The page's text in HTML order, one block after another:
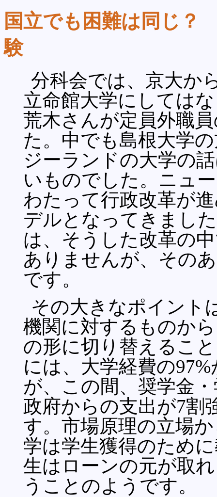
国立でも困難は同じ
験
分科会では、京大か
立命館大学にしては
荒木さんが定員外職
た。中でも島根大学
ジーランドの大学の
いものでした。ニュ
わたって行政改革が
デルとなってきまし
は、そうした改革の
ありませんが、その
です。
その大きなポイント
機関に対するものか
の形に切り替えるこ
には、大学経費の
が、この間、奨学金
政府からの支出が7割
す。市場原理の立場
学は学生獲得のため
生はローンの元が取
うことのようです。